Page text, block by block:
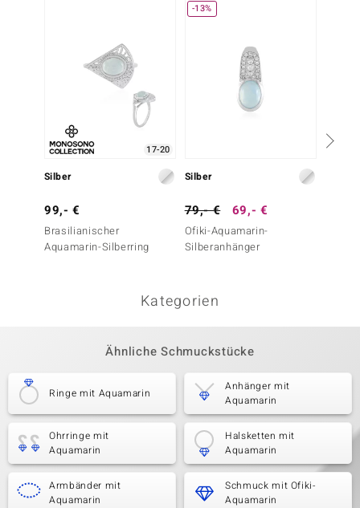
17-20
Silber
99,- €
Brasilianischer
Aquamarin-Silberring
-13%
Silber
79,- € 69,- €
Ofiki-Aquamarin-
Silberanhänger
Kategorien
Ähnliche Schmuckstücke
Ringe mit Aquamarin
Anhänger mit
Aquamarin
Ohrringe mit
Aquamarin
Halsketten mit
Aquamarin
Armbänder mit
Aquamarin
Schmuck mit Ofiki-
Aquamarin